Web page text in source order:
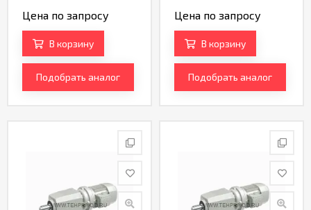
Цена по запросу
В корзину
Подобрать аналог
Цена по запросу
В корзину
Подобрать аналог